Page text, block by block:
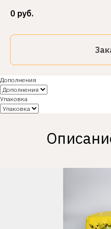
0 руб.
Дополнения
Упаковка